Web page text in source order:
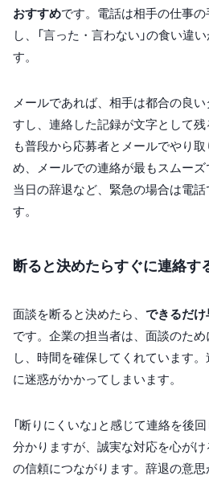
おすすめです。電話は相手の仕事
し、「言った・言わない」の食い違
す。
メールであれば、相手は都合の良
すし、連絡した記録が文字として
も普段から応募者とメールでやり
め、メールでの連絡が最もスムー
当日の辞退など、緊急の場合は電
す。
断ると決めたらすぐに連絡す
面談を断ると決めたら、 できるだ
です。企業の担当者は、面談のた
し、時間を確保してくれています
に迷惑がかかってしまいます。
「断りにくいな」と感じて連絡を後
分かりますが、誠実な対応を心が
の信頼につながります。辞退の意